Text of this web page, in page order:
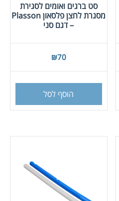
סט ברגים ואומים לסגירת
מסגרת לחצן פלסאון Plasson
– דגם סני
₪70
הוסף לסל